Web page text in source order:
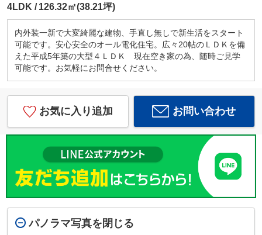
4LDK 126.32㎡(38.21坪)
内外装一新で大変綺麗な建物、手直し無しで新生活をスタート
可能です。安心安全のオール電化住宅。広々20帖のＬＤＫを備
えた平成5年築の大型４ＬＤＫ 現在空き家の為、随時ご見学
可能です。お気軽にお問合せください。
お気に入り追加 お問い合わせ
パノラマ写真を閉じる